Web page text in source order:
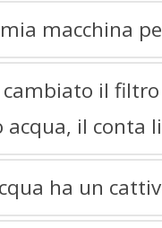
macchina
cambiato il
acqua, il conta
ha un